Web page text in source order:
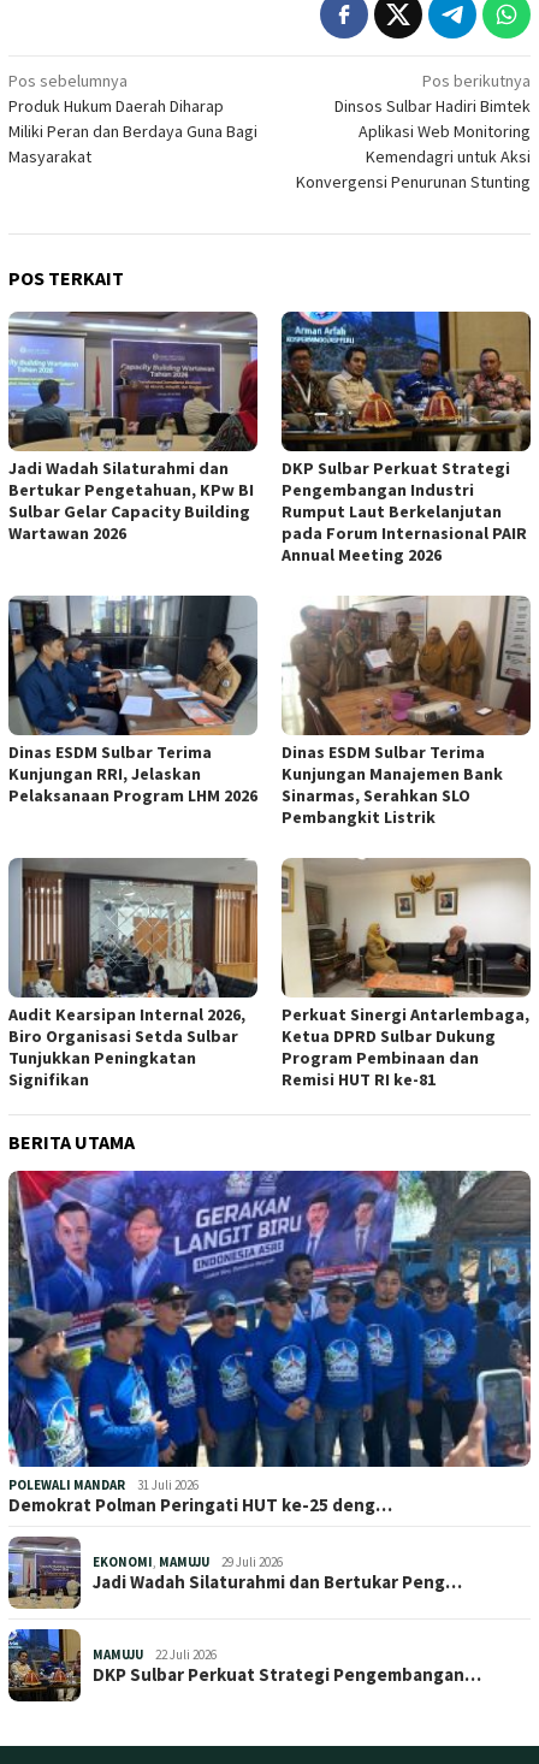
Navigasi
pos
Pos sebelumnya
Produk Hukum Daerah Diharap
Miliki Peran dan Berdaya Guna Bagi
Masyarakat
Pos berikutnya
Dinsos Sulbar Hadiri Bimtek
Aplikasi Web Monitoring
Kemendagri untuk Aksi
Konvergensi Penurunan Stunting
POS TERKAIT
Jadi Wadah Silaturahmi dan
Bertukar Pengetahuan, KPw BI
Sulbar Gelar Capacity Building
Wartawan 2026
DKP Sulbar Perkuat Strategi
Pengembangan Industri
Rumput Laut Berkelanjutan
pada Forum Internasional PAIR
Annual Meeting 2026
Dinas ESDM Sulbar Terima
Kunjungan RRI, Jelaskan
Pelaksanaan Program LHM 2026
Dinas ESDM Sulbar Terima
Kunjungan Manajemen Bank
Sinarmas, Serahkan SLO
Pembangkit Listrik
Audit Kearsipan Internal 2026,
Biro Organisasi Setda Sulbar
Tunjukkan Peningkatan
Signifikan
Perkuat Sinergi Antarlembaga,
Ketua DPRD Sulbar Dukung
Program Pembinaan dan
Remisi HUT RI ke-81
BERITA UTAMA
POLEWALI MANDAR 31 Juli 2026
Demokrat Polman Peringati HUT ke-25 deng…
EKONOMI MAMUJU 29 Juli 2026
Jadi Wadah Silaturahmi dan Bertukar Peng…
MAMUJU 22 Juli 2026
DKP Sulbar Perkuat Strategi Pengembangan…